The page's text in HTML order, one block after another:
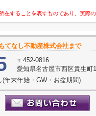
することを表すものであり、実際
てなし不動産株式会社まで
〒452-0816
愛知県名古屋市西区貴生町
年末年始・GW・お盆期間)